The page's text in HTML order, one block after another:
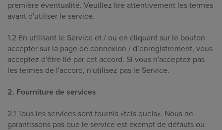
première éventualité. Veuillez lire attentivement les termes
avant d'utiliser le service.
1.2 En utilisant le Service et / ou en cliquant sur le bouton
accepter sur la page de connexion / d’enregistrement, vous
acceptez d'être lié par cet accord. Si vous n'acceptez pas
les termes de l'accord, n'utilisez pas le Service.
2. Fourniture de services
2.1 Tous les services sont fournis «tels quels». Nous ne
garantissons pas que le service est exempt de défauts ou